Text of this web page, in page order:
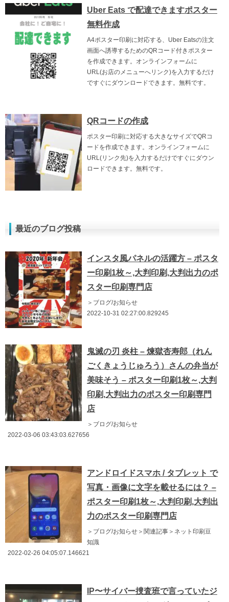
Uber Eats で配達できますポスター
無料作成
A4ポスター印刷に対応する、Uber Eatsの注文
画面へ誘導するためのQRコード付きポスター
を作成できます。オンラインフォームに
URL(お店のメニューへリンク)を入力するだけ
ですぐにダウンロードできます。無料です。
QRコードの作成
ポスター印刷に対応する大きなサイズでQRコ
ードを作成できます。オンラインフォームに
URL(リンク先)を入力するだけですぐにダウン
ロードできます。無料です。
最近のブログ投稿
インスタ風パネルの活躍方 – ポスタ
ー印刷1枚～,大判印刷,大判出力のポ
スター印刷専門店
＞ブログ/お知らせ
2022-10-31 02:27:00.829245
鬼滅の刃 炎柱 – 煉獄杏寿郎（れん
ごくきょうじゅろう）さんの弁当が
美味そう – ポスター印刷1枚～,大判
印刷,大判出力のポスター印刷専門
店
＞ブログ/お知らせ
2022-03-06 03:43:03.627656
アンドロイドスマホ / タブレット で
写真・画像に文字を載せるには？ –
ポスター印刷1枚～,大判印刷,大判出
力のポスター印刷専門店
＞ブログ/お知らせ＞関連記事＞ネット印刷豆
知識
2022-02-26 04:05:07.146621
IP〜サイバー捜査班で言っていたジ